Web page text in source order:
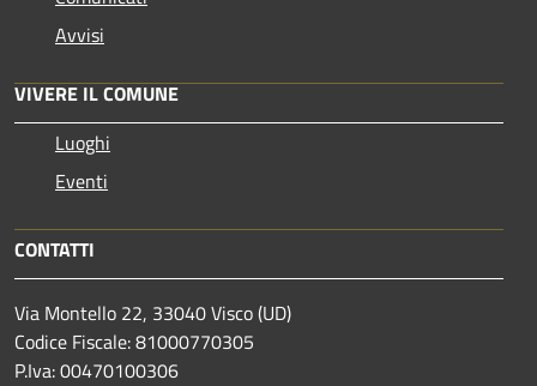
Avvisi
VIVERE IL COMUNE
Luoghi
Eventi
CONTATTI
Via Montello 22, 33040 Visco (UD)
Codice Fiscale: 81000770305
P.Iva: 00470100306